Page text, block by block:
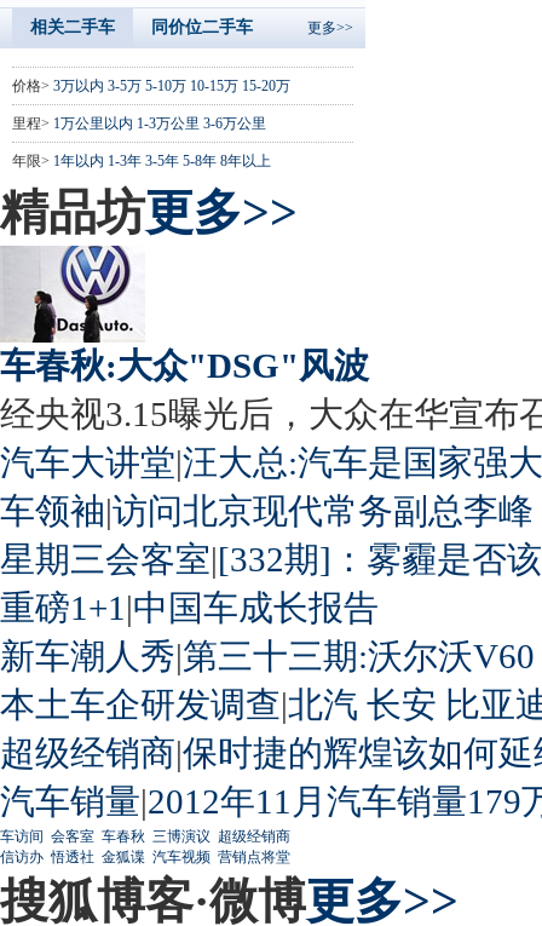
相关二手车 同价位二手车 更多>>
价格> 3万以内 3-5万 5-10万 10-15万 15-20万
里程> 1万公里以内 1-3万公里 3-6万公里
年限> 1年以内 1-3年 3-5年 5-8年 8年以上
精品坊更多>>
车春秋:大众"DSG"风波
经央视3.15曝光后，大众在华宣布
汽车大讲堂|汪大总:汽车是国家强
车领袖|访问北京现代常务副总李峰
星期三会客室|[332期]：雾霾是否
重磅1+1 |中国车成长报告
新车潮人秀|第三十三期:沃尔沃
本土车企研发调查|北汽 长安 比亚
超级经销商|保时捷的辉煌该如何延
汽车销量|2012年11月汽车销量179
车访间 会客室 车春秋 三博演议 超级经销商
信访办 悟透社 金狐谍 汽车视频 营销点将堂
搜狐博客·微博更多>>